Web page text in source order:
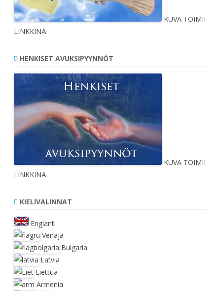
KUVA TOIMII
LINKKINÄ
HENKISET AVUKSIPYYNNÖT
KUVA TOIMII
LINKKINÄ
KIELIVALINNAT
Englanti
Venäjä
Bulgaria
Latvia
Liettua
Armenia